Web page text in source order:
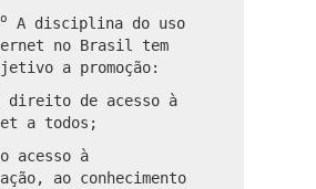
o
A disciplina do uso
no Brasil tem
a promoção:
de acesso à
a todos;
acesso à
ao conhecimento